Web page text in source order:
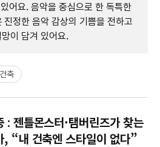
어요. 음악을 중심으로 한 독특한
진정한 음악 감상의 기쁨을 전하고
이 담겨 있어요.
건축
: 젠틀몬스터·탬버린즈가 찾는
, “내 건축엔 스타일이 없다”